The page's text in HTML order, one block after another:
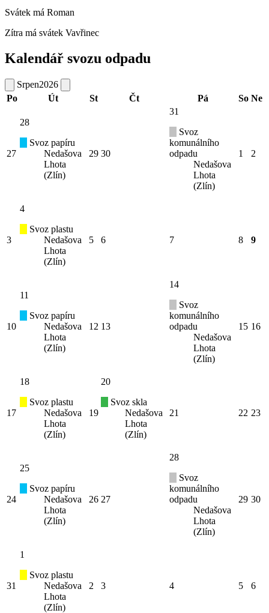
Svátek má Roman
Zítra má svátek Vavřinec
Kalendář svozu odpadu
Srpen2026
Po
Út St Čt Pá So Ne
27
28
Svoz papíru
Nedašova
Lhota
(Zlín)
29 30
31
Svoz
komunálního
odpadu
Nedašova
Lhota
(Zlín)
1 2
3
4
Svoz plastu
Nedašova
Lhota
(Zlín)
5 6 7 8 9
10
11
Svoz papíru
Nedašova
Lhota
(Zlín)
12 13
14
Svoz
komunálního
odpadu
Nedašova
Lhota
(Zlín)
15 16
17
18
Svoz plastu
Nedašova
Lhota
(Zlín)
19
20
Svoz skla
Nedašova
Lhota
(Zlín)
21 22 23
24
25
Svoz papíru
Nedašova
Lhota
(Zlín)
26 27
28
Svoz
komunálního
odpadu
Nedašova
Lhota
(Zlín)
29 30
31
1
Svoz plastu
Nedašova
Lhota
(Zlín)
2 3 4 5 6